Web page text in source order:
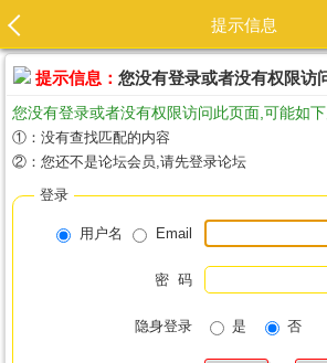
提示信息
提示信息： 您没有登录或者没有权限访
您没有登录或者没有权限访问此页面,可能如
①：没有查找匹配的内容
②：您还不是论坛会员,请先登录论坛
登录
用户名 Email
密 码
隐身登录 是 否